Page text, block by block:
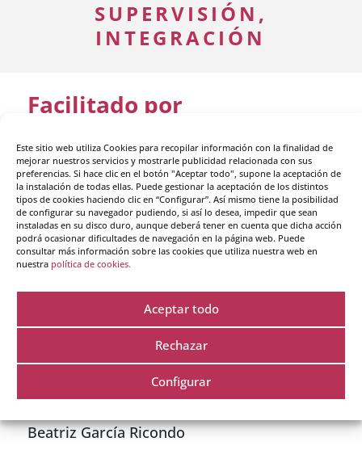
Este sitio web utiliza Cookies para recopilar información con la finalidad de
mejorar nuestros servicios y mostrarle publicidad relacionada con sus
preferencias. Si hace clic en el botón "Aceptar todo", supone la aceptación de
la instalación de todas ellas. Puede gestionar la aceptación de los distintos
tipos de cookies haciendo clic en “Configurar”. Así mismo tiene la posibilidad
de configurar su navegador pudiendo, si así lo desea, impedir que sean
instaladas en su disco duro, aunque deberá tener en cuenta que dicha acción
podrá ocasionar dificultades de navegación en la página web. Puede
consultar más información sobre las cookies que utiliza nuestra web en
nuestra política de cookies.
Aceptar todo
Rechazar
Configurar
SUPERVISIÓN,
INTEGRACIÓN
Facilitado por
Beatriz García Ricondo